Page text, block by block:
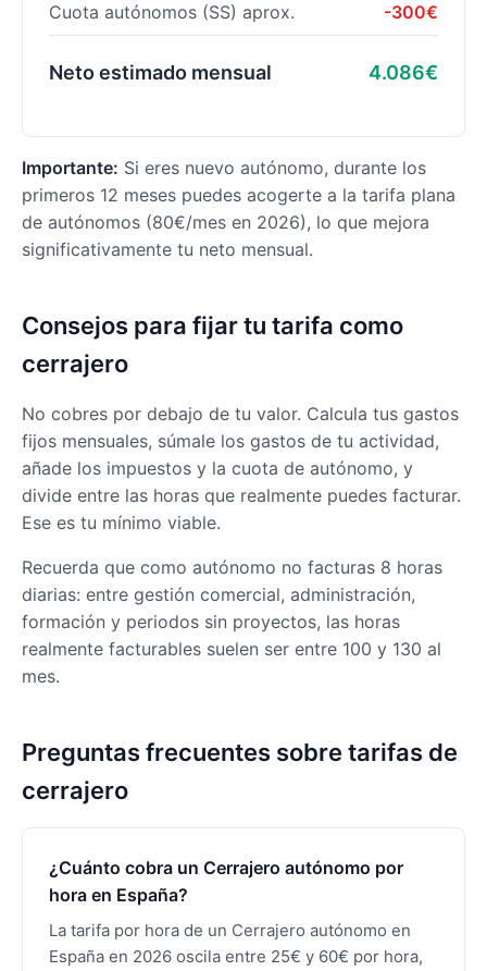
Cuota autónomos (SS) aprox. -300€
Neto estimado mensual 4.086€
Importante: Si eres nuevo autónomo, durante los
primeros 12 meses puedes acogerte a la tarifa plana
de autónomos (80€/mes en 2026), lo que mejora
significativamente tu neto mensual.
Consejos para fijar tu tarifa como
cerrajero
No cobres por debajo de tu valor. Calcula tus gastos
fijos mensuales, súmale los gastos de tu actividad,
añade los impuestos y la cuota de autónomo, y
divide entre las horas que realmente puedes facturar.
Ese es tu mínimo viable.
Recuerda que como autónomo no facturas 8 horas
diarias: entre gestión comercial, administración,
formación y periodos sin proyectos, las horas
realmente facturables suelen ser entre 100 y 130 al
mes.
Preguntas frecuentes sobre tarifas de
cerrajero
¿Cuánto cobra un Cerrajero autónomo por
hora en España?
La tarifa por hora de un Cerrajero autónomo en
España en 2026 oscila entre 25€ y 60€ por hora,